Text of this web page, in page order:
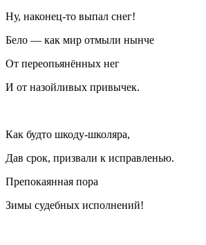
Ну, наконец-то выпал снег!
Бело — как мир отмыли нынче
От переопьянённых нег
И от назойливых привычек.
Как будто шкоду-школяра,
Дав срок, призвали к исправленью.
Препокаянная пора
Зимы судебных исполнений!